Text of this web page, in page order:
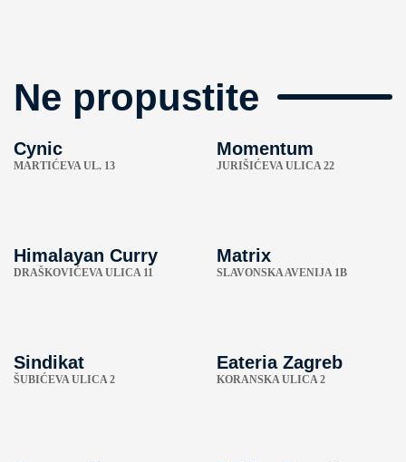
Ne propustite
Cynic
MARTIĆEVA UL. 13
Momentum
JURIŠIĆEVA ULICA 22
Himalayan Curry
DRAŠKOVIĆEVA ULICA 11
Matrix
SLAVONSKA AVENIJA 1B
Sindikat
ŠUBIĆEVA ULICA 2
Eateria Zagreb
KORANSKA ULICA 2